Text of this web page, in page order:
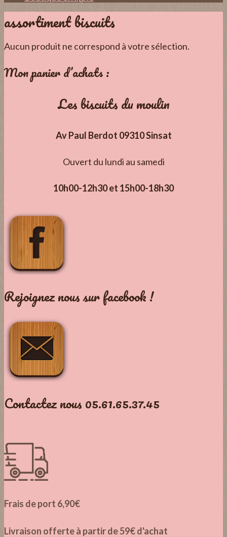
assortiment biscuits
Aucun produit ne correspond à votre sélection.
Mon panier d’achats :
Les biscuits du moulin
Av Paul Berdot 09310 Sinsat
Ouvert du lundi au samedi
10h00-12h30 et 15h00-18h30
Rejoignez nous sur facebook !
Contactez nous 05.61.65.37.45
Frais de port 6,90€
Livraison offerte à partir de 59€ d'achat